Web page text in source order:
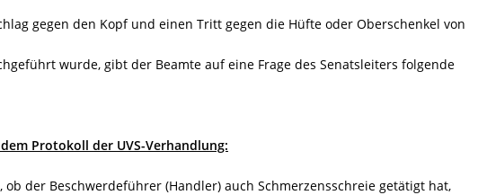
gegen den Kopf und einen Tritt gegen die Hüfte oder Oberschenkel von
wurde, gibt der Beamte auf eine Frage des Senatsleiters folgende
Protokoll der UVS-Verhandlung:
ob der Beschwerdeführer (Handler) auch Schmerzensschreie getätigt hat,